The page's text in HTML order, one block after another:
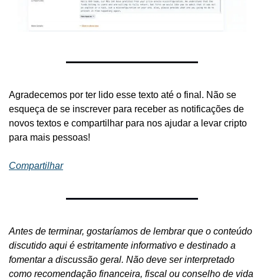
Agradecemos por ter lido esse texto até o final. Não se
esqueça de se inscrever para receber as notificações de
novos textos e compartilhar para nos ajudar a levar cripto
para mais pessoas!
Compartilhar
Antes de terminar, gostaríamos de lembrar que o conteúdo
discutido aqui é estritamente informativo e destinado a
fomentar a discussão geral. Não deve ser interpretado
como recomendação financeira, fiscal ou conselho de vida